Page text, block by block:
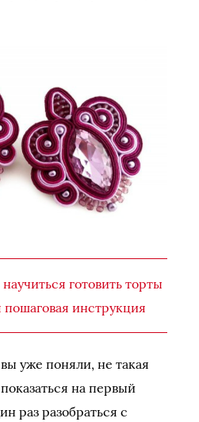
готовить торты
пошаговая инструкция
уже поняли, не такая
на первый
раз разобраться с